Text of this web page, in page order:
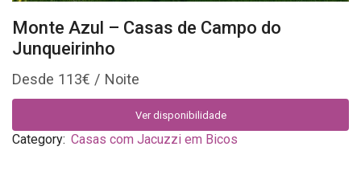
Monte Azul – Casas de Campo do
Junqueirinho
113€
Ver disponibilidade
Category: Casas com Jacuzzi em Bicos